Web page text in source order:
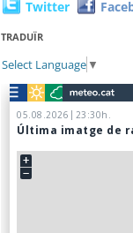
Twitter
TRADUÏR
Select Language ▼